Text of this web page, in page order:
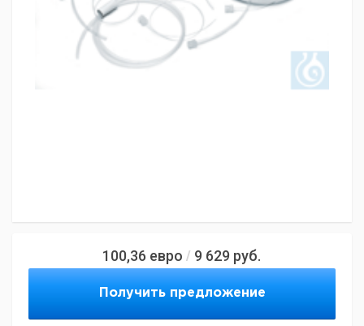
100,36 евро / 9 629 руб.
Получить предложение